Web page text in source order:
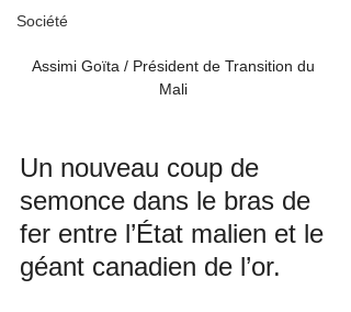
Société
Assimi Goïta / Président de Transition du
Mali
Un nouveau coup de
semonce dans le bras de
fer entre l’État malien et le
géant canadien de l’or.